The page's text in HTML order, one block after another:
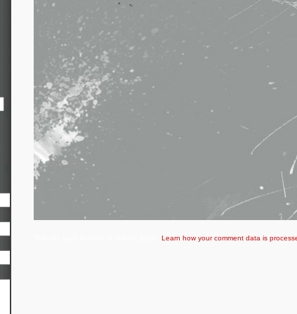
Learn how your comment data is